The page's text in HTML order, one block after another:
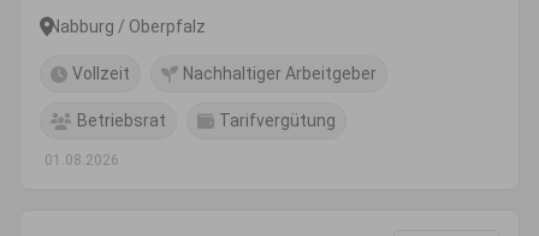
Nabburg / Oberpfalz
Vollzeit Nachhaltiger Arbeitgeber
Betriebsrat Tarifvergütung
01.08.2026